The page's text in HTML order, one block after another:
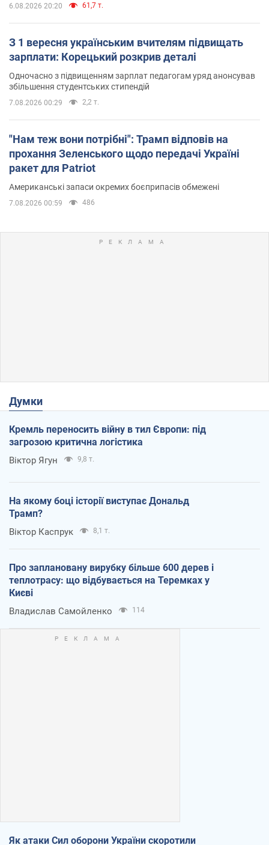
6.08.2026 20:20 61,7 т.
З 1 вересня українським вчителям підвищать
зарплати: Корецький розкрив деталі
Одночасно з підвищенням зарплат педагогам уряд анонсував
збільшення студентських стипендій
7.08.2026 00:29 2,2 т.
"Нам теж вони потрібні": Трамп відповів на
прохання Зеленського щодо передачі Україні
ракет для Patriot
Американські запаси окремих боєприпасів обмежені
7.08.2026 00:59 486
Думки
Кремль переносить війну в тил Європи: під
загрозою критична логістика
Віктор Ягун 9,8 т.
На якому боці історії виступає Дональд
Трамп?
Віктор Каспрук 8,1 т.
Про заплановану вирубку більше 600 дерев і
теплотрасу: що відбувається на Теремках у
Києві
Владислав Самойленко 114
Як атаки Сил оборони України скоротили